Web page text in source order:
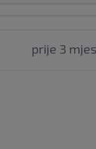
prije 3